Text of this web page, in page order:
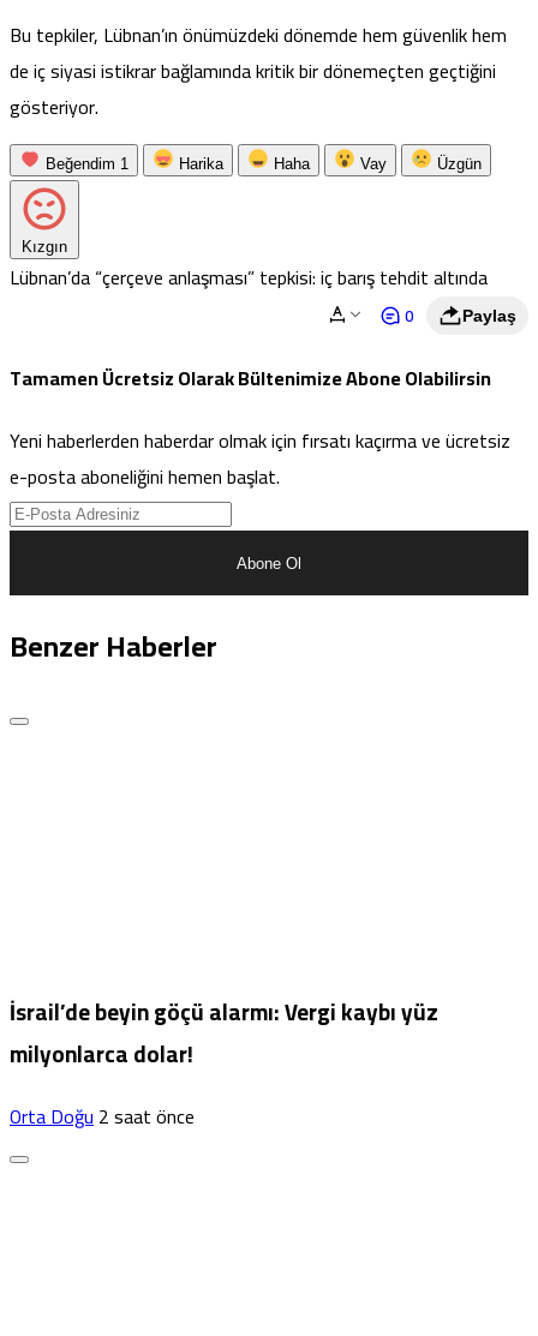
Bu tepkiler, Lübnan’ın önümüzdeki dönemde hem güvenlik hem
de iç siyasi istikrar bağlamında kritik bir dönemeçten geçtiğini
gösteriyor.
Beğendim 1 Harika Haha Vay Üzgün
Kızgın
Lübnan’da “çerçeve anlaşması” tepkisi: iç barış tehdit altında
0 Paylaş
Tamamen Ücretsiz Olarak Bültenimize Abone Olabilirsin
Yeni haberlerden haberdar olmak için fırsatı kaçırma ve ücretsiz
e-posta aboneliğini hemen başlat.
Abone Ol
Benzer Haberler
İsrail’de beyin göçü alarmı: Vergi kaybı yüz
milyonlarca dolar!
Orta Doğu2 saat önce